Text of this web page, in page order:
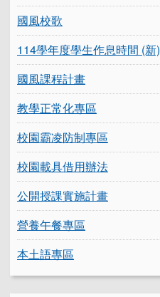
國風校歌
114學年度學生作息時間 (新)
國風課程計畫
教學正常化專區
校園霸凌防制專區
校園載具借用辦法
公開授課實施計畫
營養午餐專區
本土語專區